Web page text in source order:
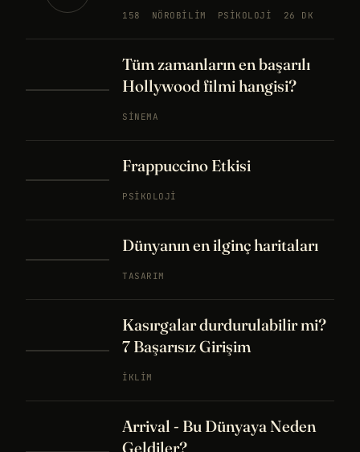
158
NÖROBILIM PSIKOLOJI 26 DK
Tüm zamanların en başarılı
Hollywood filmi hangisi?
SINEMA
Frappuccino Etkisi
PSIKOLOJI
Dünyanın en ilginç haritaları
TASARIM
Kasırgalar durdurulabilir mi?
7 Başarısız Girişim
İKLIM
Arrival - Bu Dünyaya Neden
Geldiler?